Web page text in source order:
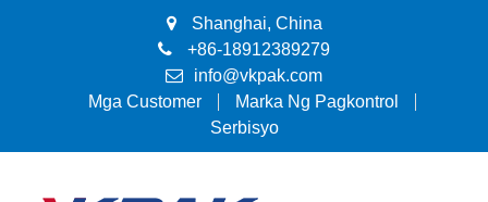
Shanghai, China
+86-18912389279
info@vkpak.com
Mga Customer
Marka Ng Pagkontrol
Serbisyo